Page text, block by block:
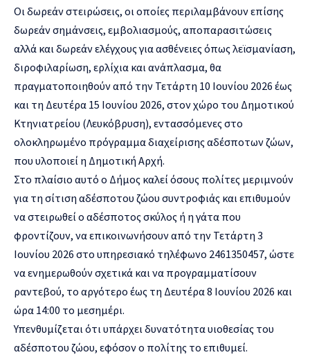
Οι δωρεάν στειρώσεις, οι οποίες περιλαμβάνουν επίσης
δωρεάν σημάνσεις, εμβολιασμούς, αποπαρασιτώσεις
αλλά και δωρεάν ελέγχους για ασθένειες όπως λεϊσμανίαση,
διροφιλαρίωση, ερλίχια και ανάπλασμα, θα
πραγματοποιηθούν από την Τετάρτη 10 Ιουνίου 2026 έως
και τη Δευτέρα 15 Ιουνίου 2026, στον χώρο του Δημοτικού
Κτηνιατρείου (Λευκόβρυση), εντασσόμενες στο
ολοκληρωμένο πρόγραμμα διαχείρισης αδέσποτων ζώων,
που υλοποιεί η Δημοτική Αρχή.
Στο πλαίσιο αυτό ο Δήμος καλεί όσους πολίτες μεριμνούν
για τη σίτιση αδέσποτου ζώου συντροφιάς και επιθυμούν
να στειρωθεί ο αδέσποτος σκύλος ή η γάτα που
φροντίζουν, να επικοινωνήσουν από την Τετάρτη 3
Ιουνίου 2026 στο υπηρεσιακό τηλέφωνο 2461350457, ώστε
να ενημερωθούν σχετικά και να προγραμματίσουν
ραντεβού, το αργότερο έως τη Δευτέρα 8 Ιουνίου 2026 και
ώρα 14:00 το μεσημέρι.
Υπενθυμίζεται ότι υπάρχει δυνατότητα υιοθεσίας του
αδέσποτου ζώου, εφόσον ο πολίτης το επιθυμεί.